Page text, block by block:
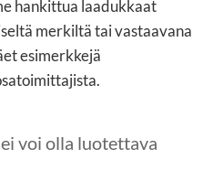
hankittua laadukkaat
merkiltä tai vastaavana
esimerkkejä
voi olla luotettava